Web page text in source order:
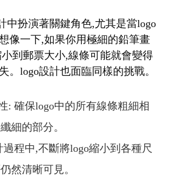
中扮演著關鍵角色,尤其是當logo
像一下,如果你用極細的鉛筆畫
到郵票大小,線條可能就會變得
。logo設計也面臨同樣的挑戰。
: 確保logo中的所有線條粗細相
細的部分。
程中,不斷將logo縮小到各種尺
然清晰可見。